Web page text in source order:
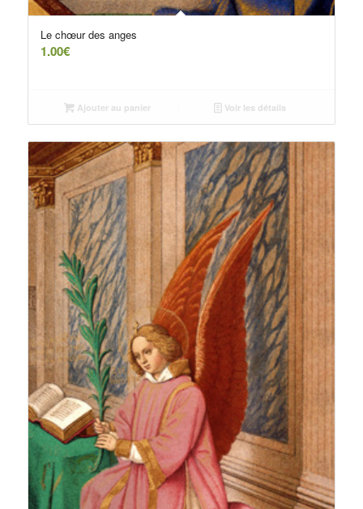
Le chœur des anges
1.00€
Ajouter au panier Voir les détails